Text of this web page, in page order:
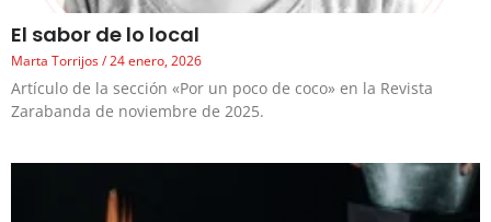
El sabor de lo local
Marta Torrijos 24 enero, 2026
Artículo de la sección «Por un poco de coco» en la Revista
Zarabanda de noviembre de 2025.